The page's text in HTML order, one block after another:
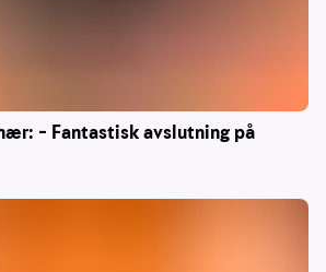
– Fantastisk avslutning på